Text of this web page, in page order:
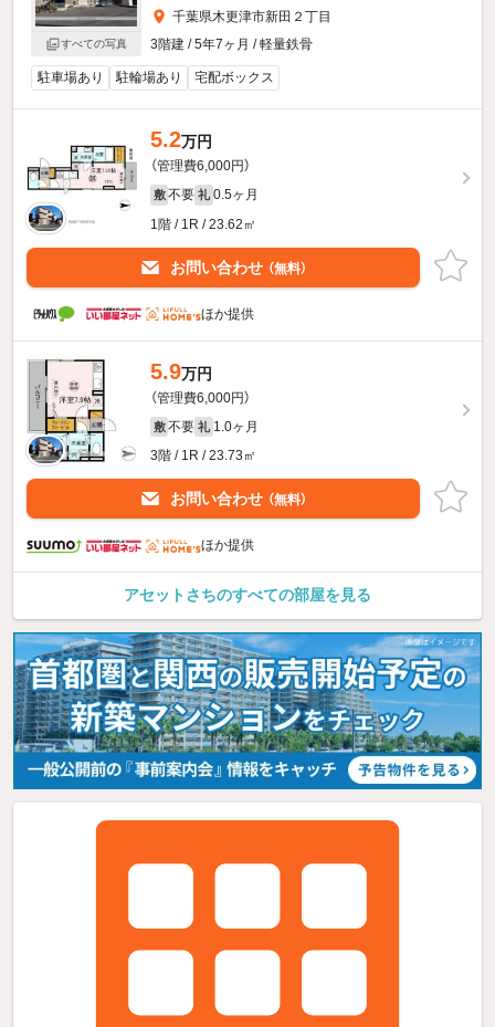
すべての写真
千葉県木更津市新田２丁目
3階建 / 5年7ヶ月 / 軽量鉄骨
駐車場あり 駐輪場あり 宅配ボックス
5.2万円
（管理費6,000円）
敷 不要 礼 0.5ヶ月
1階 / 1R / 23.62㎡
お問い合わせ （無料）
ほか提供
5.9万円
（管理費6,000円）
敷 不要 礼 1.0ヶ月
3階 / 1R / 23.73㎡
お問い合わせ （無料）
ほか提供
アセットさちのすべての部屋を見る